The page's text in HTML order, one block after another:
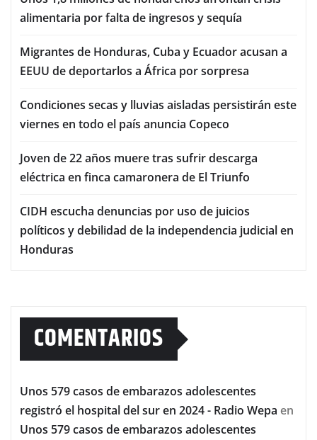
alimentaria por falta de ingresos y sequía
Migrantes de Honduras, Cuba y Ecuador acusan a
EEUU de deportarlos a África por sorpresa
Condiciones secas y lluvias aisladas persistirán este
viernes en todo el país anuncia Copeco
Joven de 22 años muere tras sufrir descarga
eléctrica en finca camaronera de El Triunfo
CIDH escucha denuncias por uso de juicios
políticos y debilidad de la independencia judicial en
Honduras
COMENTARIOS
Unos 579 casos de embarazos adolescentes
registró el hospital del sur en 2024 - Radio Wepa en
Unos 579 casos de embarazos adolescentes